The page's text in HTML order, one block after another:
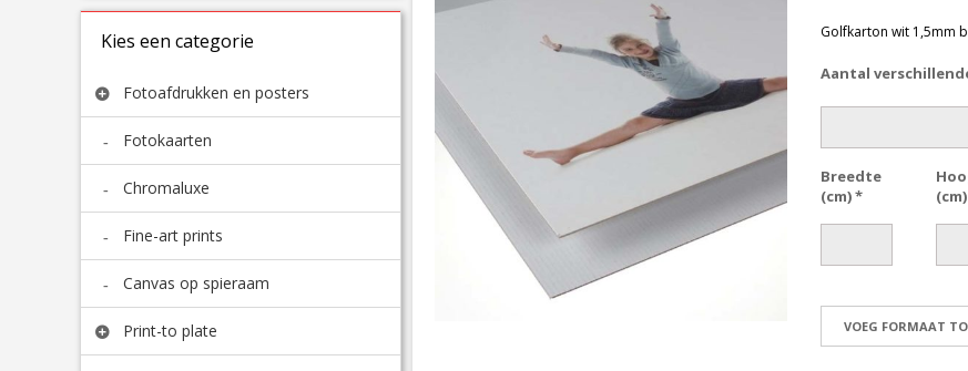
Kies een categorie
Fotoafdrukken en posters
Fotokaarten
Chromaluxe
Fine-art prints
Canvas op spieraam
Print-to plate
Golfkarton wit 1,5mm
Aantal
Breedte
(cm)*
(cm)